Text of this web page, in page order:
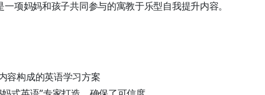
项妈妈和孩子共同参与的寓教于乐型自我提升内容。
容构成的英语学习方案